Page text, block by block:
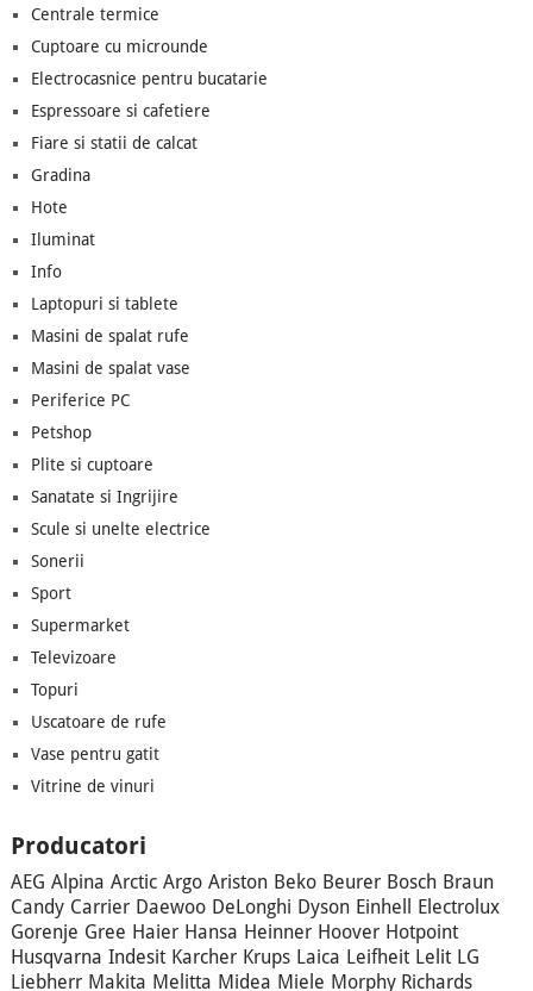
Centrale termice
Cuptoare cu microunde
Electrocasnice pentru bucatarie
Espressoare si cafetiere
Fiare si statii de calcat
Gradina
Hote
Iluminat
Info
Laptopuri si tablete
Masini de spalat rufe
Masini de spalat vase
Periferice PC
Petshop
Plite si cuptoare
Sanatate si Ingrijire
Scule si unelte electrice
Sonerii
Sport
Supermarket
Televizoare
Topuri
Uscatoare de rufe
Vase pentru gatit
Vitrine de vinuri
Producatori
AEG Alpina Arctic Argo Ariston Beko Beurer Bosch Braun
Candy Carrier Daewoo DeLonghi Dyson Einhell
Electrolux
Gorenje Gree Haier Hansa Heinner Hoover Hotpoint
Husqvarna Indesit Karcher Krups Laica Leifheit Lelit LG
Liebherr Makita Melitta Midea Miele Morphy Richards